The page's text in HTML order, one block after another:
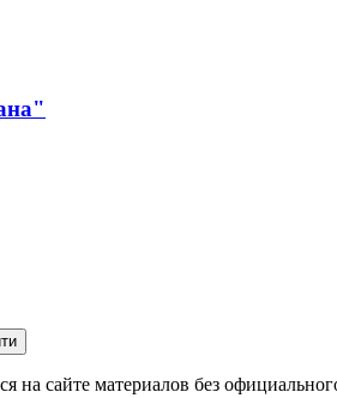
на сайте материалов без